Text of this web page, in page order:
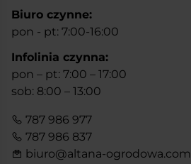
Biuro czynne:
pon - pt: 7:00-16:00
Infolinia czynna:
pon – pt: 7:00 – 17:00
sob: 8:00 – 13:00
787 986 977
787 986 837
biuro@altana-ogrodowa.com